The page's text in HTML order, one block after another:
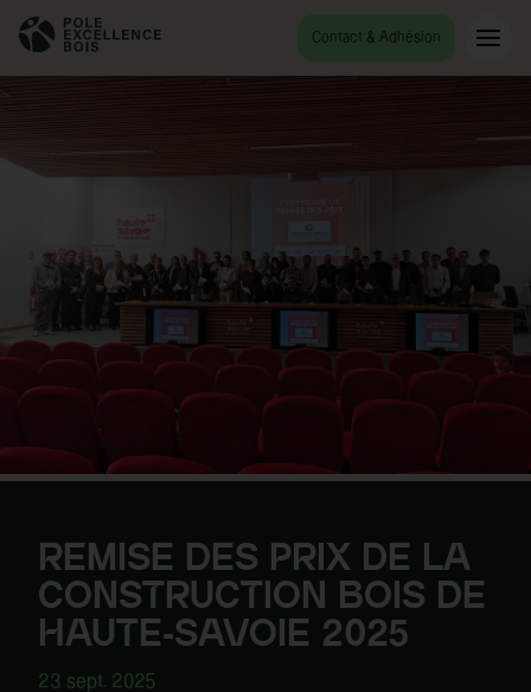
Contact & Adhésion
REMISE DES PRIX DE LA
CONSTRUCTION BOIS DE
HAUTE-SAVOIE 2025
23 sept. 2025